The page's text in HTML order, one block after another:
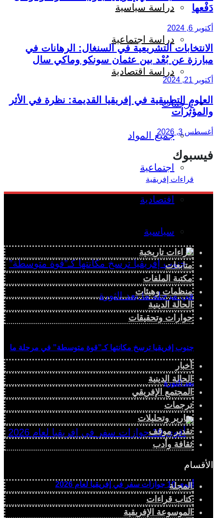
دراسة سياسية
دراسة اجتماعية
دراسة اقتصادية
ترجمات
جميع المواد
اجتماعية
اقتصادية
سياسية
جنوب إفريقيا ترسخ مكانتها كـ”قوة متوسطة” في مرحلة ما
بعد الثورة
أقوى 10 جوازات سفر في إفريقيا لعام 2026
دَفْعها
أكتوبر 6, 2024
الانتخابات التشريعية في السنغال: الرهانات في
مبارزة عن بُعْد بين عثمان سونكو وماكي سال
أكتوبر 21, 2024
العلوم التطبيقية في إفريقيا القديمة: نظرة في الأثر
والمؤثرات
أغسطس 3, 2026
فيسبوك
قراءات تاريخية
متابعات
مكتبة الملفات
منظمات وهيئات
الحالة الدينية
حوارات وتحقيقات
أخبار
الحالة الدينية
المجتمع الإفريقي
ترجمات
تقارير وتحليلات
تقدير موقف
ثقافة وأدب
الأقسام
المجلة
كتاب قراءات
الموسوعة الإفريقية